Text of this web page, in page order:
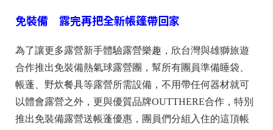
免裝備 露完再把全新帳篷帶回家
為了讓更多露營新手體驗露營樂趣，欣台灣與雄獅旅遊
合作推出免裝備熱氣球露營團，幫所有團員準備睡袋、
帳蓬、野炊餐具等露營所需設備，不用帶任何器材就可
以體會露營之外，更與優質品牌OUTTHERE合作，特別
推出免裝備露營送帳蓬優惠，團員們分組入住的這頂帳